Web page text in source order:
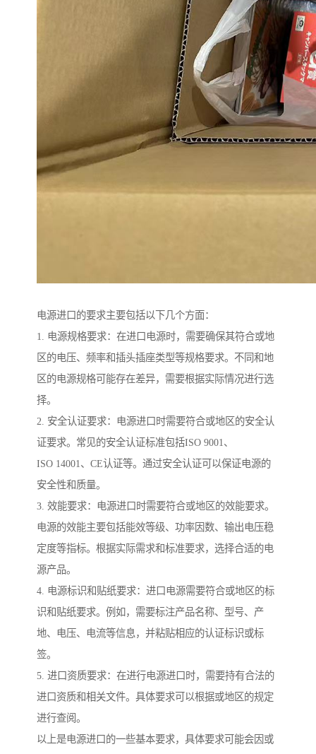
电源进口的要求主要包括以下几个方面：
1. 电源规格要求：在进口电源时，需要确保其符合或地
区的电压、频率和插头插座类型等规格要求。不同和地
区的电源规格可能存在差异，需要根据实际情况进行选
择。
2. 安全认证要求：电源进口时需要符合或地区的安全认
证要求。常见的安全认证标准包括ISO 9001、
ISO 14001、CE认证等。通过安全认证可以保证电源的
安全性和质量。
3. 效能要求：电源进口时需要符合或地区的效能要求。
电源的效能主要包括能效等级、功率因数、输出电压稳
定度等指标。根据实际需求和标准要求，选择合适的电
源产品。
4. 电源标识和贴纸要求：进口电源需要符合或地区的标
识和贴纸要求。例如，需要标注产品名称、型号、产
地、电压、电流等信息，并粘贴相应的认证标识或标
签。
5. 进口资质要求：在进行电源进口时，需要持有合法的
进口资质和相关文件。具体要求可以根据或地区的规定
进行查阅。
以上是电源进口的一些基本要求，具体要求可能会因或